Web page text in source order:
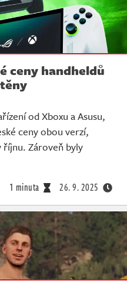
ceny handheldů
od Xboxu a Asusu,
ceny obou verzí,
říjnu. Zároveň byly
1 minuta 26. 9. 2025